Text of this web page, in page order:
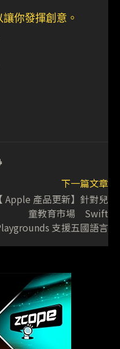
下一篇文章
【 Apple 產品更新】針對兒
童教育市場 Swift
支援五國語言